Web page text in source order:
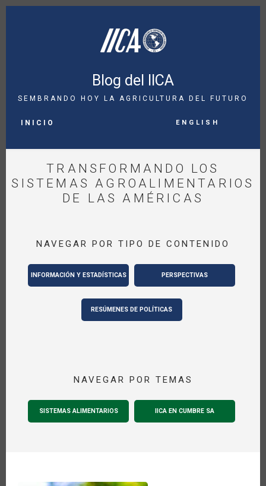
Pasar
Blog del IICA
SEMBRANDO HOY LA AGRICULTURA DEL FUTURO
NAVIGATION
INICIO English
TRANSFORMANDO LOS
SISTEMAS AGROALIMENTARIOS
DE LAS AMÉRICAS
NAVEGAR POR TIPO DE CONTENIDO
INFORMACIÓN Y ESTADÍSTICAS PERSPECTIVAS
RESÚMENES DE POLÍTICAS
NAVEGAR POR TEMAS
SISTEMAS ALIMENTARIOS IICA EN CUMBRE SA